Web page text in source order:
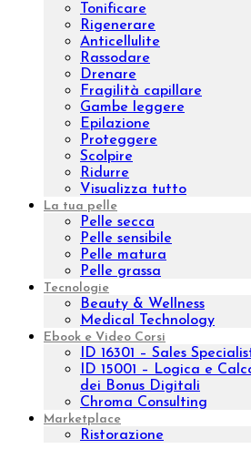
Brossage H2O
Lissaggio
Sculpture Wrap
Wrap Dren Massage
Velashape
Carbossiterapia
Epilazione laser ad
Benessere
Prodotti
Integratori
Aromaterapia
Kit
Linee
Aromatic natural oil
Aromatic sinergy
Oleum
Trattamenti
Indian Ritual
Pinda Eva
Esigenza
Nutrire
Idratare
Anti età
Effetto lifting
Purificare
Tonificare
Rigenerare